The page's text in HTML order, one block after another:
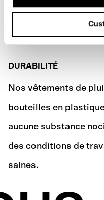
DURABILITÉ
Nos vêtements de
bouteilles en
aucune substance
des conditions de
saines.